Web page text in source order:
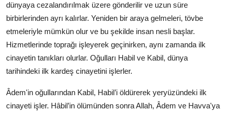
dünyaya cezalandırılmak üzere gönderilir ve uzun süre
birbirlerinden ayrı kalırlar. Yeniden bir araya gelmeleri, tövbe
etmeleriyle mümkün olur ve bu şekilde insan nesli başlar.
Hizmetlerinde toprağı işleyerek geçinirken, aynı zamanda ilk
cinayetin tanıkları olurlar. Oğulları Habil ve Kabil, dünya
tarihindeki ilk kardeş cinayetini işlerler.
Âdem'in oğullarından Kabil, Habil’i öldürerek yeryüzündeki ilk
cinayeti işler. Hâbil’in ölümünden sonra Allah, Âdem ve Havva'ya